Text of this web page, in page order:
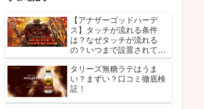
【アナザーゴッドハーデ
ス】タッチが流れる条件
は？なぜタッチが流れる
の？いつまで設置されて
る？
タリーズ無糖ラテはうま
い？まずい？口コミ徹底検
証！